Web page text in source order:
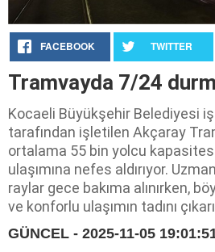
FACEBOOK TWITTER
Tramvayda 7/24
Kocaeli Büyükşehir Belediyesi
tarafından işletilen Akçaray
ortalama 55 bin yolcu
ulaşımına nefes aldırıyor.
raylar gece bakıma alınırken,
ve konforlu ulaşımın tadını
GÜNCEL - 2025-11-05